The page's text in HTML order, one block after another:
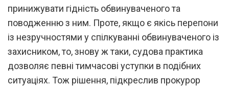
принижувати гідність обвинуваченого та
поводженню з ним. Проте, якщо є якісь перепони
із незручностями у спілкуванні обвинуваченого із
захисником, то, знову ж таки, судова практика
дозволяє певні тимчасові уступки в подібних
ситуаціях. Тож рішення, підкреслив прокурор